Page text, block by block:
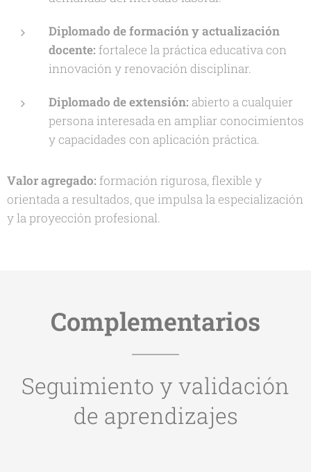
Diplomado de formación y actualización
docente: fortalece la práctica educativa con
innovación y renovación disciplinar.
Diplomado de extensión: abierto a cualquier
persona interesada en ampliar conocimientos
y capacidades con aplicación práctica.
Valor agregado: formación rigurosa, flexible y
orientada a resultados, que impulsa la especialización
y la proyección profesional.
Complementarios
Seguimiento y validación
de aprendizajes